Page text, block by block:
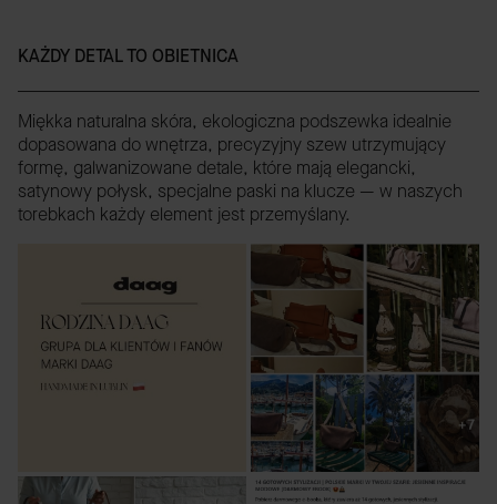
KAŻDY DETAL TO OBIETNICA
Miękka naturalna skóra, ekologiczna podszewka idealnie
dopasowana do wnętrza, precyzyjny szew utrzymujący
formę, galwanizowane detale, które mają elegancki,
satynowy połysk, specjalne paski na klucze — w naszych
torebkach każdy element jest przemyślany.